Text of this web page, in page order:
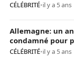
CÉLÉBRITÉ•il y a 5 ans
Allemagne: un
condamné pour
CÉLÉBRITÉ•il y a 5 ans